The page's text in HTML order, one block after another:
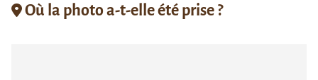
Où la photo a-t-elle été prise ?